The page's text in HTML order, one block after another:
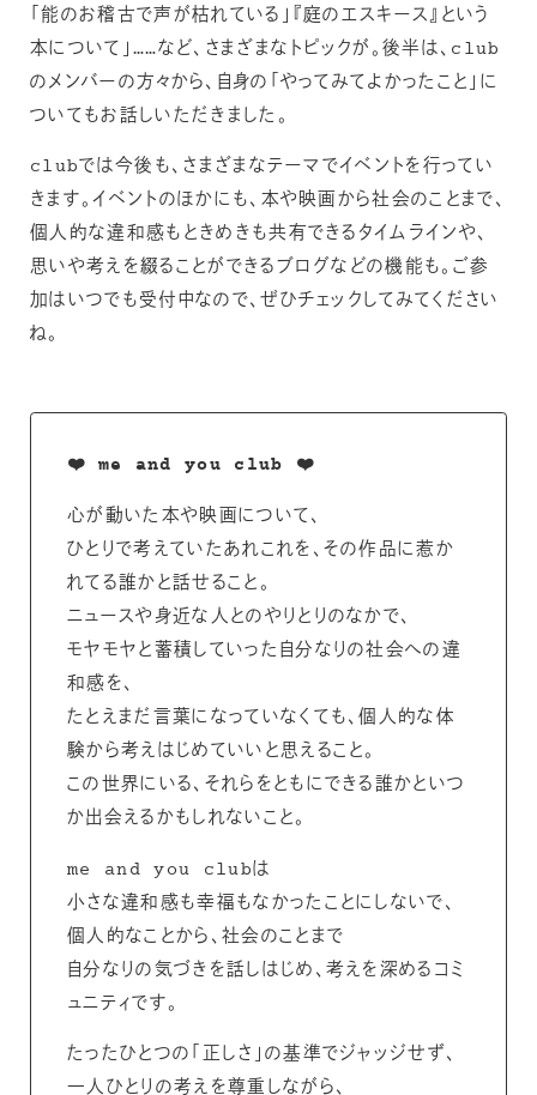
「能のお稽古で声が枯れている」『庭のエスキース』という
本について」……など、さまざまなトピックが。後半は、club
のメンバーの方々から、自身の「やってみてよかったこと」に
ついてもお話しいただきました。
clubでは今後も、さまざまなテーマでイベントを行ってい
きます。イベントのほかにも、本や映画から社会のことまで、
個人的な違和感もときめきも共有できるタイムラインや、
思いや考えを綴ることができるブログなどの機能も。ご参
加はいつでも受付中なので、ぜひチェックしてみてください
ね。
❤️ me and you club ❤️
心が動いた本や映画について、
ひとりで考えていたあれこれを、その作品に惹か
れてる誰かと話せること。
ニュースや身近な人とのやりとりのなかで、
モヤモヤと蓄積していった自分なりの社会への違
和感を、
たとえまだ言葉になっていなくても、個人的な体
験から考えはじめていいと思えること。
この世界にいる、それらをともにできる誰かといつ
か出会えるかもしれないこと。
me and you clubは
小さな違和感も幸福もなかったことにしないで、
個人的なことから、社会のことまで
自分なりの気づきを話しはじめ、考えを深めるコミ
ュニティです。
たったひとつの「正しさ」の基準でジャッジせず、
一人ひとりの考えを尊重しながら、